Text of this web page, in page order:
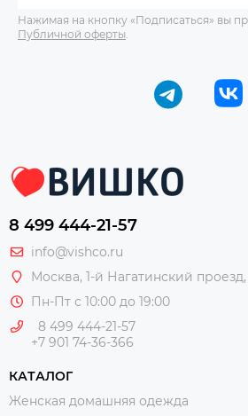
Нажимая на кнопку «Подписаться» вы
Публичной оферты
8 499 444-21-57
info@vishco.ru
Москва, 1-й Нагатинский проезд,
Пн-Пт с 10:00 до 19:00
8 499 444-21-57
+7 901 74-36-366
КАТАЛОГ
Женская домашняя одежда